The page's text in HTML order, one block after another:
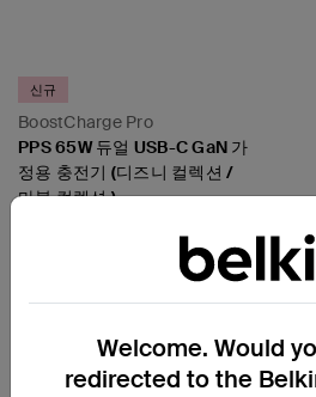
BoostCharge Pro
신규
PPS 65W 듀얼 USB-C GaN 가
정용 충전기 (디즈니 컬렉션 /
마블 컬렉션 )
이어폰 및 헤드폰
Welcome. Would
redirected to the